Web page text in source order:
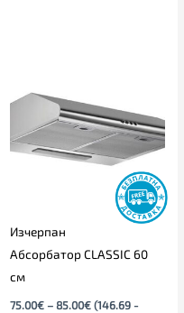
Изчерпан
Абсорбатор CLASSIC 60
см
75.00€ – 85.00€
through
85.00€
(146.69 -